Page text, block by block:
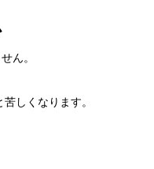
ん。
しくなります。